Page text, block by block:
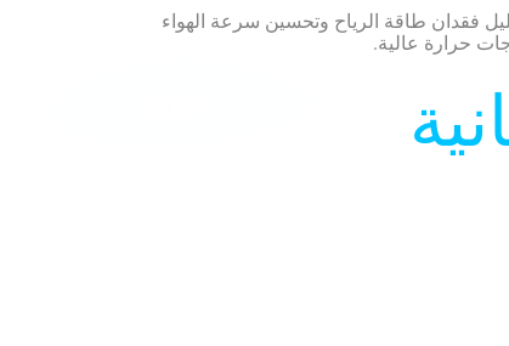
فقدان طاقة الرياح وتحسين سرعة الهواء
حرارة عالية.